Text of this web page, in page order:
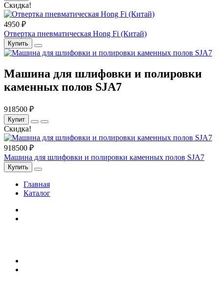
Скидка!
4950 ₽
Отвертка пневматическая Hong Fi (Китай)
Купить
Машина для шлифовки и полировки
каменных полов SJA7
918500 ₽
Купит
Скидка!
918500 ₽
Машина для шлифовки и полировки каменных полов SJA7
Купить
Главная
Каталог